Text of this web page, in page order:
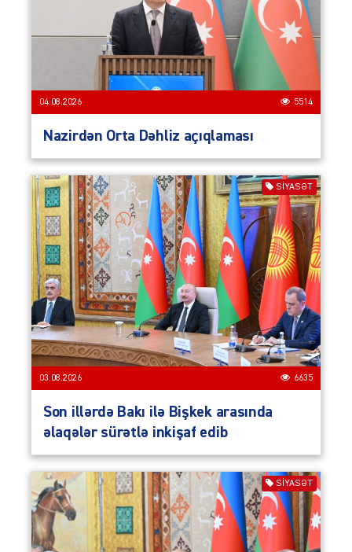
04.08.2026 5514
Nazirdən Orta Dəhliz açıqlaması
SIYASƏT
03.08.2026 6635
Son illərdə Bakı ilə Bişkek arasında
əlaqələr sürətlə inkişaf edib
SIYASƏT